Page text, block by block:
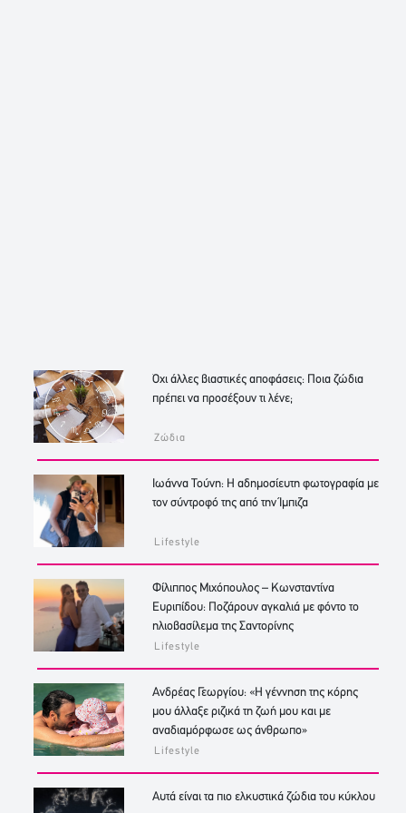
Όχι άλλες βιαστικές αποφάσεις: Ποια ζώδια
πρέπει να προσέξουν τι λένε;
Ζώδια
Ιωάννα Τούνη: Η αδημοσίευτη φωτογραφία με
τον σύντροφό της από την Ίμπιζα
Lifestyle
Φίλιππος Μιχόπουλος – Κωνσταντίνα
Ευριπίδου: Ποζάρουν αγκαλιά με φόντο το
ηλιοβασίλεμα της Σαντορίνης
Lifestyle
Ανδρέας Γεωργίου: «Η γέννηση της κόρης
μου άλλαξε ριζικά τη ζωή μου και με
αναδιαμόρφωσε ως άνθρωπο»
Lifestyle
Αυτά είναι τα πιο ελκυστικά ζώδια του κύκλου